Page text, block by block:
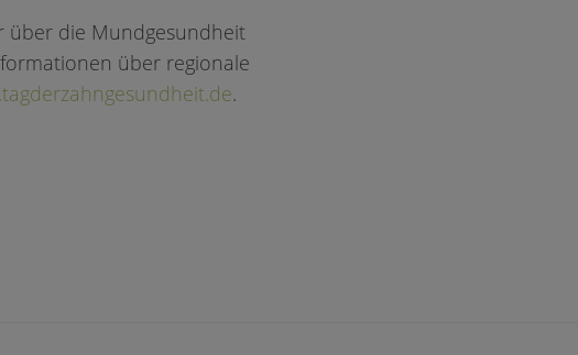
über die Mundgesundheit
über regionale
.